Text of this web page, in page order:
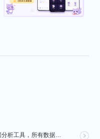
一款本地化、安全、极简的数据分析工具，所有数据处理均在您的设备上完成，绝不离开本地。Windows、...